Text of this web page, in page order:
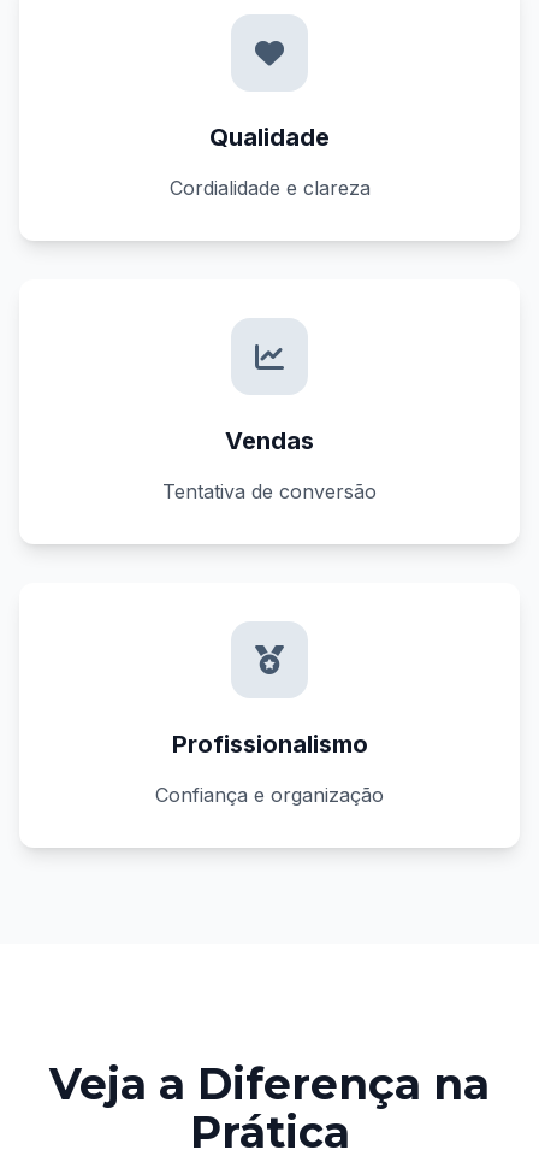
Qualidade
Cordialidade e clareza
Vendas
Tentativa de conversão
Profissionalismo
Confiança e organização
Veja a Diferença na
Prática